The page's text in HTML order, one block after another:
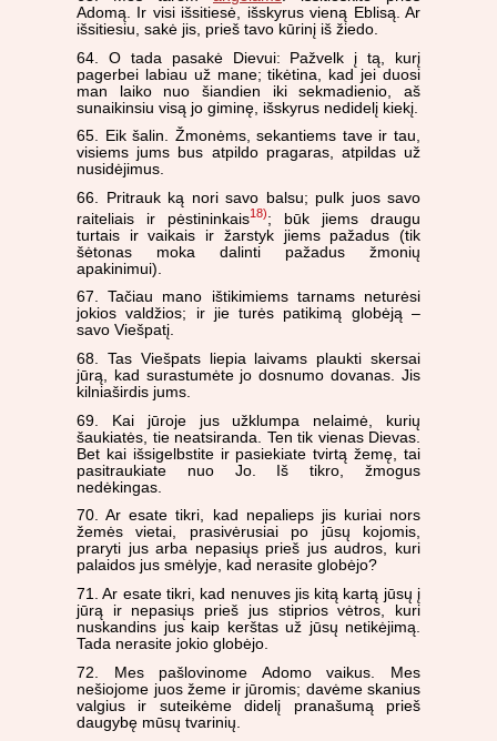
Adomą. Ir visi išsitiesė, išskyrus vieną Eblisą. Ar
išsitiesiu, sakė jis, prieš tavo kūrinį iš žiedo.
64. O tada pasakė Dievui: Pažvelk į tą, kurį
pagerbei labiau už mane; tikėtina, kad jei duosi
man laiko nuo šiandien iki sekmadienio, aš
sunaikinsiu visą jo giminę, išskyrus nedidelį kiekį.
65. Eik šalin. Žmonėms, sekantiems tave ir tau,
visiems jums bus atpildo pragaras, atpildas už
nusidėjimus.
66. Pritrauk ką nori savo balsu; pulk juos savo
raiteliais ir pėstininkais18); būk jiems draugu
turtais ir vaikais ir žarstyk jiems pažadus (tik
šėtonas moka dalinti pažadus žmonių
apakinimui).
67. Tačiau mano ištikimiems tarnams neturėsi
jokios valdžios; ir jie turės patikimą globėją –
savo Viešpatį.
68. Tas Viešpats liepia laivams plaukti skersai
jūrą, kad surastumėte jo dosnumo dovanas. Jis
kilniaširdis jums.
69. Kai jūroje jus užklumpa nelaimė, kurių
šaukiatės, tie neatsiranda. Ten tik vienas Dievas.
Bet kai išsigelbstite ir pasiekiate tvirtą žemę, tai
pasitraukiate nuo Jo. Iš tikro, žmogus
nedėkingas.
70. Ar esate tikri, kad nepalieps jis kuriai nors
žemės vietai, prasivėrusiai po jūsų kojomis,
praryti jus arba nepasiųs prieš jus audros, kuri
palaidos jus smėlyje, kad nerasite globėjo?
71. Ar esate tikri, kad nenuves jis kitą kartą jūsų į
jūrą ir nepasiųs prieš jus stiprios vėtros, kuri
nuskandins jus kaip kerštas už jūsų netikėjimą.
Tada nerasite jokio globėjo.
72. Mes pašlovinome Adomo vaikus. Mes
nešiojome juos žeme ir jūromis; davėme skanius
valgius ir suteikėme didelį pranašumą prieš
daugybę mūsų tvarinių.